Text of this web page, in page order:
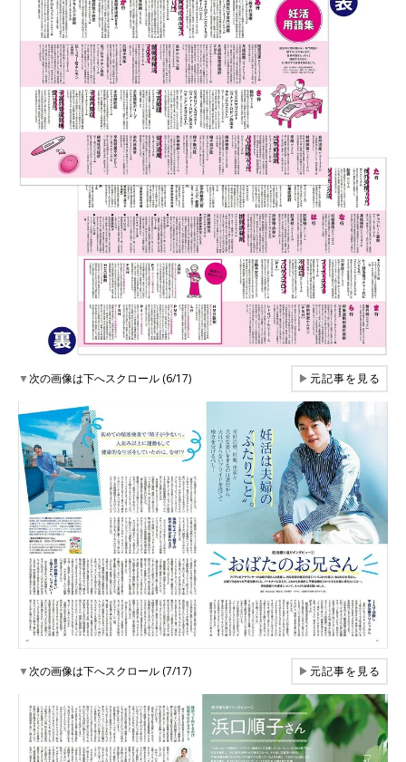
▼次の画像は下へスクロール (6/17) ▶元記事を見る
▼次の画像は下へスクロール (7/17) ▶元記事を見る